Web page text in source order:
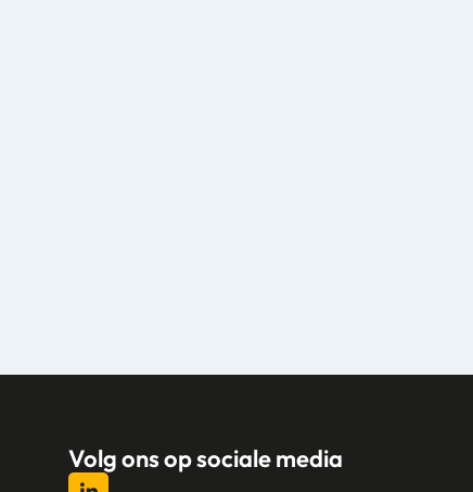
Volg ons op sociale media